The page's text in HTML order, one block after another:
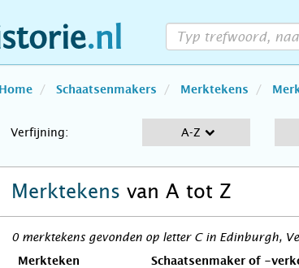
Home Schaatsenmakers Merktekens
Verfijning: A-Z
Merktekens van A tot Z
0 merktekens gevonden op letter C in Edinburgh,
Merkteken Schaatsenmaker of -